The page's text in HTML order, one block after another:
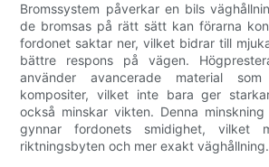
Bromssystem påverkar en bils
de bromsas på rätt sätt kan förarna
fordonet saktar ner, vilket bidrar till
bättre respons på vägen.
använder avancerade material som
kompositer, vilket inte bara ger
också minskar vikten. Denna
gynnar fordonets smidighet, vilket
riktningsbyten och mer exakt väghållning.